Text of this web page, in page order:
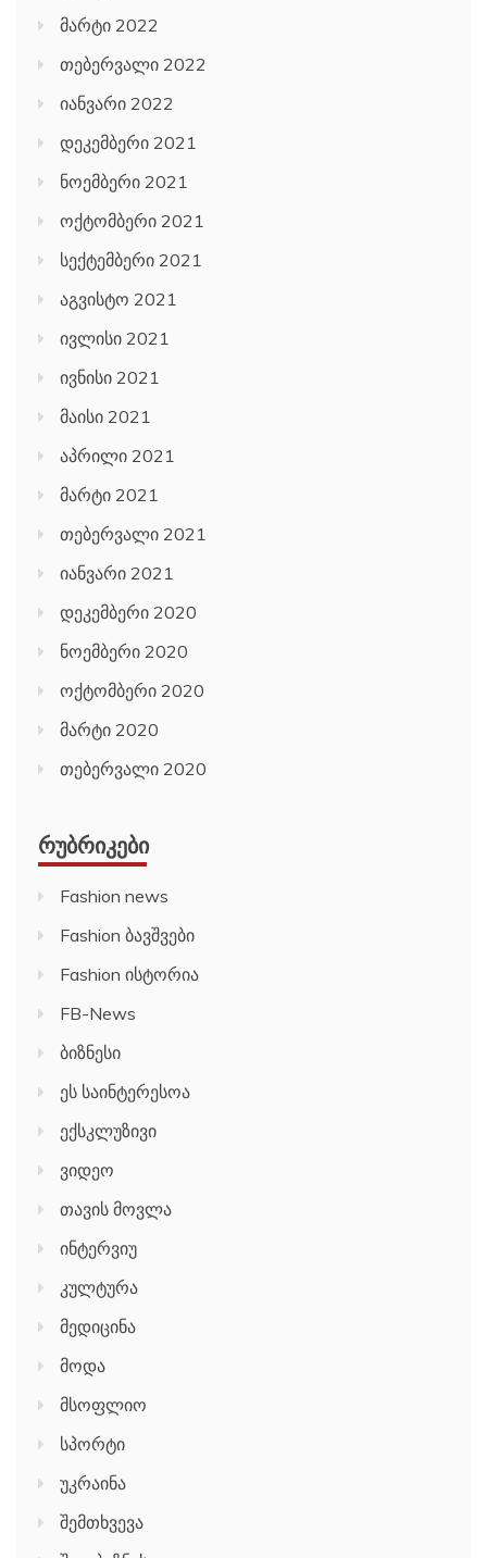
მარტი 2022
თებერვალი 2022
იანვარი 2022
დეკემბერი 2021
ნოემბერი 2021
ოქტომბერი 2021
სექტემბერი 2021
აგვისტო 2021
ივლისი 2021
ივნისი 2021
მაისი 2021
აპრილი 2021
მარტი 2021
თებერვალი 2021
იანვარი 2021
დეკემბერი 2020
ნოემბერი 2020
ოქტომბერი 2020
მარტი 2020
თებერვალი 2020
ᲠᲣᲑᲠᲘᲙᲔᲑᲘ
Fashion news
Fashion ბავშვები
Fashion ისტორია
FB-News
ბიზნესი
ეს საინტერესოა
ექსკლუზივი
ვიდეო
თავის მოვლა
ინტერვიუ
კულტურა
მედიცინა
მოდა
მსოფლიო
სპორტი
უკრაინა
შემთხვევა